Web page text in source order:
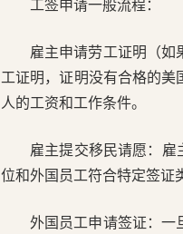
工签申请一般流程：
雇主申请劳工证明（如
工证明，证明没有合格的美
人的工资和工作条件。
雇主提交移民请愿：雇
位和外国员工符合特定签证
外国员工申请签证：一